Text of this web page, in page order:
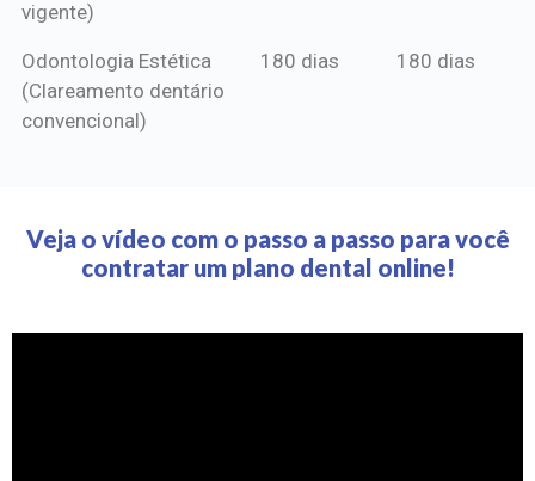
vigente)
Odontologia Estética
(Clareamento dentário
convencional)
180 dias 180 dias
Veja o vídeo com o passo a passo para você
contratar um plano dental online!